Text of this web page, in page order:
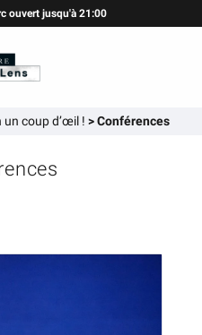
ouvert jusqu'à 21:00
un coup d’œil ! >Conférences